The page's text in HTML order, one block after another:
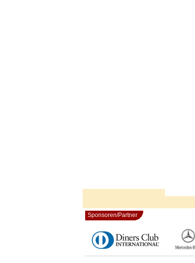
Sponsoren/Partner